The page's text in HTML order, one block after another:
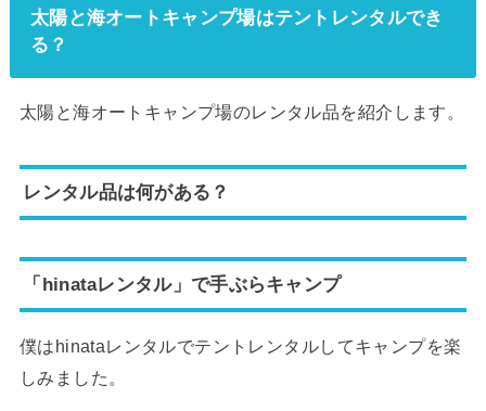
太陽と海オートキャンプ場はテントレンタルでき
る？
太陽と海オートキャンプ場のレンタル品を紹介します。
レンタル品は何がある？
「hinataレンタル」で手ぶらキャンプ
僕はhinataレンタルでテントレンタルしてキャンプを楽
しみました。